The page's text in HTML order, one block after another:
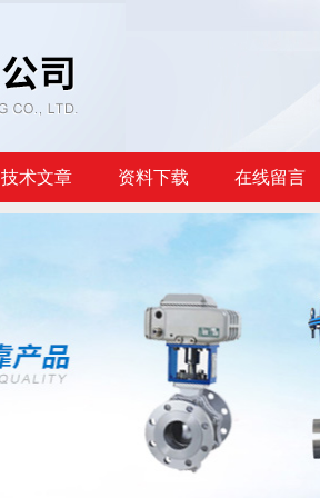
技术文章 资料下载 在线留言